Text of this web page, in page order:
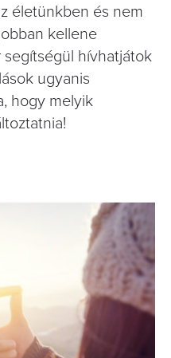
életünkben és nem
kellene
hívhatjátok
ugyanis
hogy melyik